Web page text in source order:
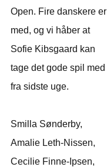
Open. Fire danskere er
med, og vi håber at
Sofie Kibsgaard kan
tage det gode spil med
fra sidste uge.
Smilla Sønderby,
Amalie Leth-Nissen,
Cecilie Finne-Ipsen,